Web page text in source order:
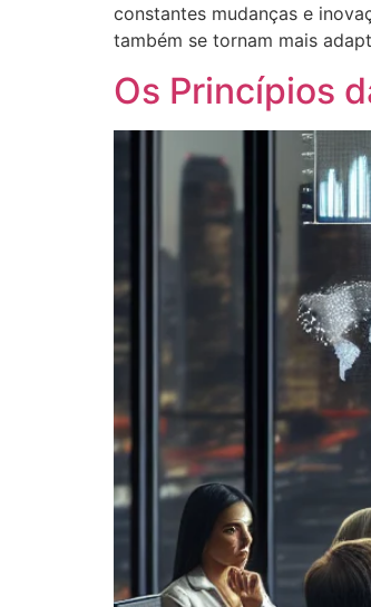
constantes mudanças e
também se tornam mais
Os Princípios